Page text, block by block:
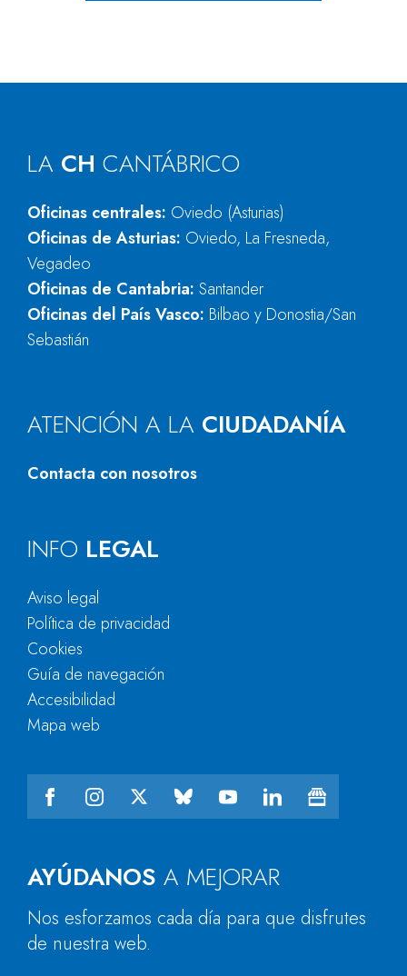
LA CH CANTÁBRICO
Oficinas centrales: Oviedo (Asturias)
Oficinas de Asturias: Oviedo, La Fresneda,
Vegadeo
Oficinas de Cantabria: Santander
Oficinas del País Vasco: Bilbao y Donostia/San
Sebastián
ATENCIÓN A LA CIUDADANÍA
Contacta con nosotros
AYÚDANOS A MEJORAR
Nos esforzamos cada día para que disfrutes
de nuestra web.
INFO LEGAL
Aviso legal
Política de privacidad
Cookies
Guía de navegación
Accesibilidad
Mapa web